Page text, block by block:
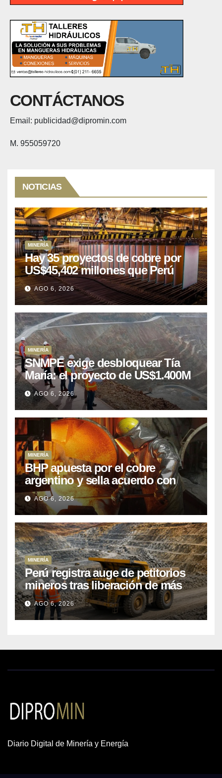
CONTÁCTANOS
Email: publicidad@dipromin.com
M. 955059720
NOTICIAS
MINERÍA
Hay 35 proyectos de cobre por
US$45,402 millones que Perú
puede aprovechar
AGO 6, 2026
MINERÍA
SNMPE exige desbloquear Tía
María: el proyecto de US$1.400M
que Perú lleva 15 años
posponiendo
AGO 6, 2026
MINERÍA
BHP apuesta por el cobre
argentino y sella acuerdo con
Kobrea para siete proyecto
AGO 6, 2026
MINERÍA
Perú registra auge de petitorios
mineros tras liberación de más
de mil concesiones para explorar
cobre y oro
AGO 6, 2026
Diario Digital de Minería y Energía